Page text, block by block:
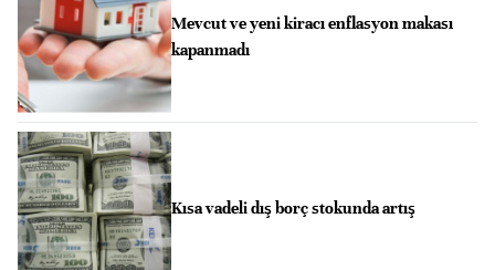
Mevcut ve yeni kiracı enflasyon makası
kapanmadı
Kısa vadeli dış borç stokunda artış